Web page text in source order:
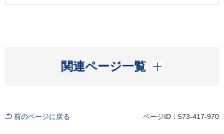
関連ページ一覧
開く
前のページに戻る ページID：573-417-970